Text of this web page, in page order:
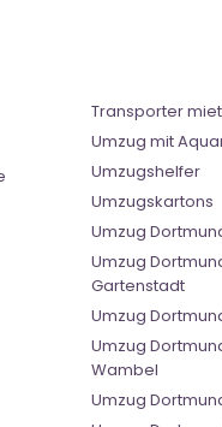
Transporter
Umzug mit
Umzugshelfer
Umzugskartons
Umzug
Umzug
Gartenstadt
Umzug
Umzug
Wambel
Umzug